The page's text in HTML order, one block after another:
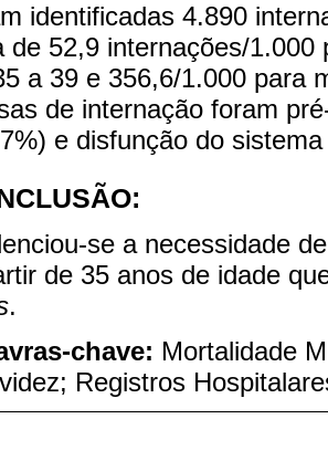
identificadas 4.890
de 52,9 internações/
a 39 e 356,6/1.000 para
de internação foram
e disfunção do
se a necessidade
de 35 anos de idade
.
chave: Mortalidade
Registros